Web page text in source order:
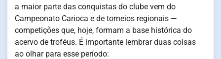
a maior parte das conquistas do clube vem do
Campeonato Carioca e de torneios regionais —
competições que, hoje, formam a base histórica do
acervo de troféus. É importante lembrar duas coisas
ao olhar para esse período: